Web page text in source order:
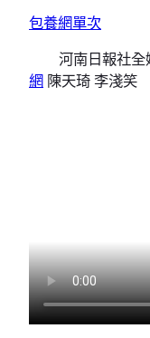
包養網單次
河南日報社
網 陳天琦 李淺笑